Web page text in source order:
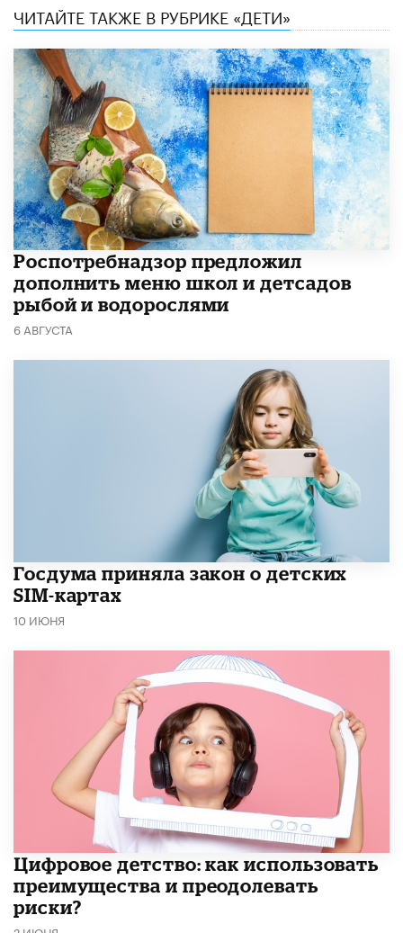
ЧИТАЙТЕ ТАКЖЕ В РУБРИКЕ «ДЕТИ»
Роспотребнадзор предложил
дополнить меню школ и детсадов
рыбой и водорослями
6 АВГУСТА
Госдума приняла закон о детских
SIM-картах
10 ИЮНЯ
​Цифровое детство: как использовать
преимущества и преодолевать
риски?